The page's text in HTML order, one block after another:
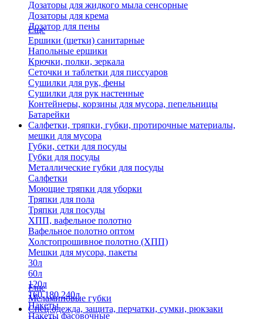
Дозаторы для жидкого мыла сенсорные
Дозаторы для крема
Дозатор для пены
Еще
Ершики (щетки) санитарные
Напольные ершики
Крючки, полки, зеркала
Сеточки и таблетки для писсуаров
Сушилки для рук, фены
Сушилки для рук настенные
Контейнеры, корзины для мусора, пепельницы
Батарейки
Салфетки, тряпки, губки, протирочные материалы,
мешки для мусора
Губки, сетки для посуды
Губки для посуды
Металлические губки для посуды
Салфетки
Моющие тряпки для уборки
Тряпки для пола
Тряпки для посуды
ХПП, вафельное полотно
Вафельное полотно оптом
Холстопрошивное полотно (ХПП)
Мешки для мусора, пакеты
30л
60л
120л
160,180,240л
Пакеты
Пакеты фасовочные
Еще
Меламиновые губки
Спец.одежда, защита, перчатки, сумки, рюкзаки